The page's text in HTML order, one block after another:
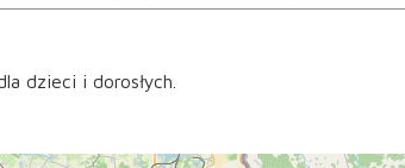
dzieci i dorosłych.